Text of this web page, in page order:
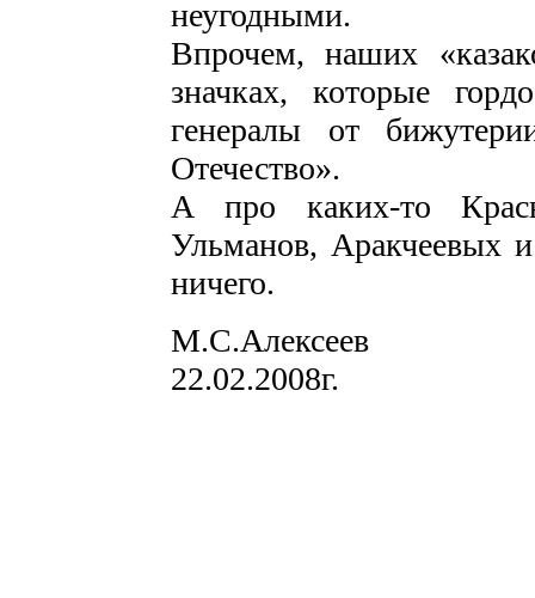
неугодными.
Впрочем, наших
значках, которые
генералы от
Отечество».
А про каких-то
Ульманов, Аракчеевых
ничего.
М.С.Алексеев
22.02.2008г.